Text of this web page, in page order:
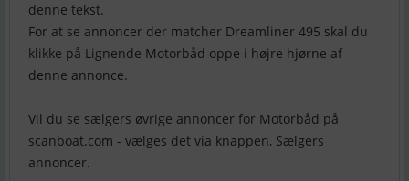
denne tekst.
For at se annoncer der matcher Dreamliner 495 skal du
klikke på Lignende Motorbåd oppe i højre hjørne af
denne annonce.
Vil du se sælgers øvrige annoncer for Motorbåd på
scanboat.com - vælges det via knappen, Sælgers
annoncer.